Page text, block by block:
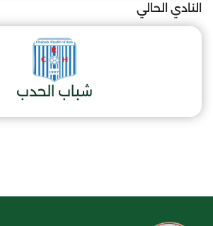
النادي الحالي
شباب الحدب